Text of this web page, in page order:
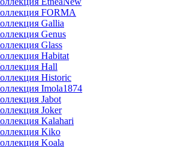
FORMA
Gallia
Genus
Glass
Habitat
Hall
Historic
Imola1874
Jabot
Joker
Kalahari
Kiko
Koala